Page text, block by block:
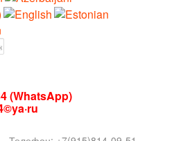
(WhatsApp)